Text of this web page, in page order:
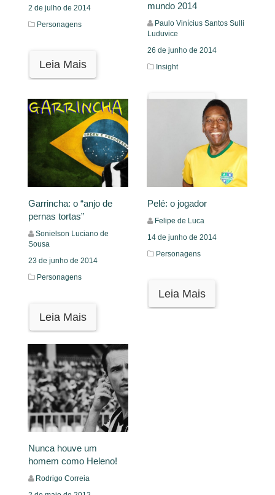
2 de julho de 2014
Personagens
Leia Mais
mundo 2014
Paulo Vinícius Santos Sulli
Luduvice
26 de junho de 2014
Insight
Leia Mais
Garrincha: o “anjo de
pernas tortas”
Sonielson Luciano de
Sousa
23 de junho de 2014
Personagens
Leia Mais
Pelé: o jogador
Felipe de Luca
14 de junho de 2014
Personagens
Leia Mais
Nunca houve um
homem como Heleno!
Rodrigo Correia